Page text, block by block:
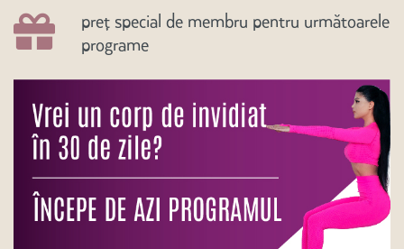
preț special de membru pentru următoarele
programe